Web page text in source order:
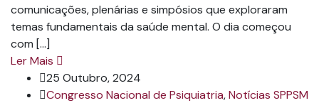
comunicações, plenárias e simpósios que exploraram
temas fundamentais da saúde mental. O dia começou
com […]
Ler Mais
25 Outubro, 2024
Congresso Nacional de Psiquiatria,Notícias SPPSM